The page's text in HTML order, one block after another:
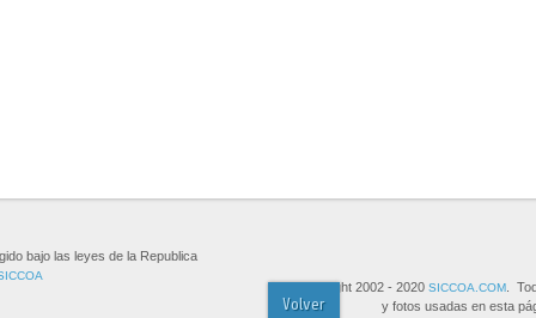
bajo las leyes de la Republica
Copyright 2002 - 2020 SICCOA.COM .
y fotos usadas en esta
Volver